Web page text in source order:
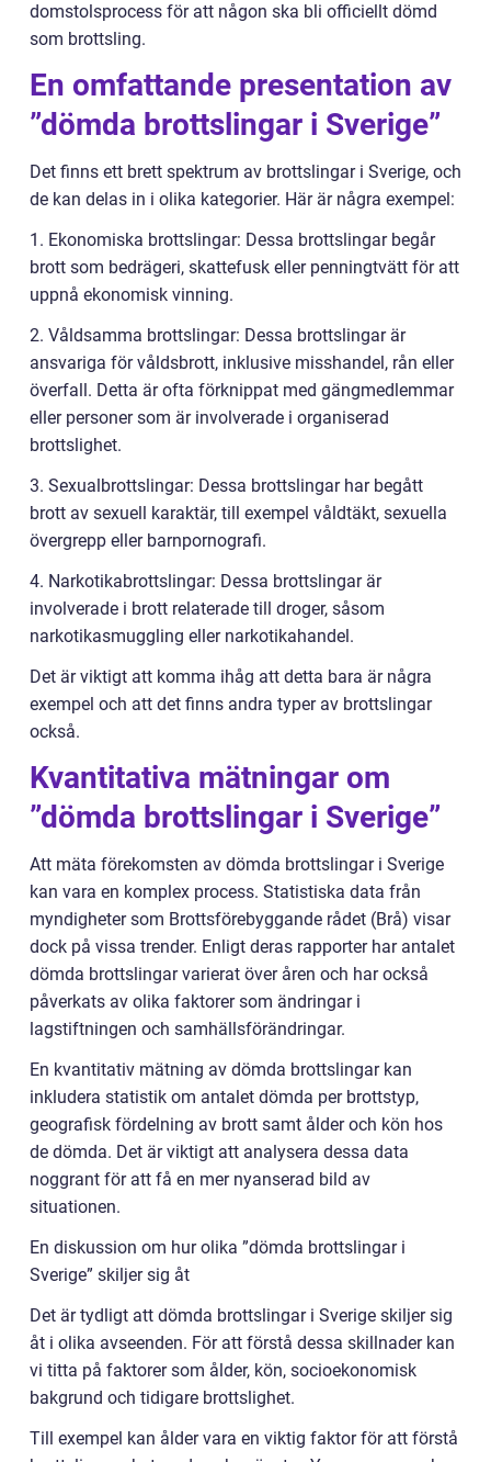
domstolsprocess för att någon ska bli officiellt dömd
som brottsling.
En omfattande presentation av
”dömda brottslingar i Sverige”
Det finns ett brett spektrum av brottslingar i Sverige, och
de kan delas in i olika kategorier. Här är några exempel:
1. Ekonomiska brottslingar: Dessa brottslingar begår
brott som bedrägeri, skattefusk eller penningtvätt för att
uppnå ekonomisk vinning.
2. Våldsamma brottslingar: Dessa brottslingar är
ansvariga för våldsbrott, inklusive misshandel, rån eller
överfall. Detta är ofta förknippat med gängmedlemmar
eller personer som är involverade i organiserad
brottslighet.
3. Sexualbrottslingar: Dessa brottslingar har begått
brott av sexuell karaktär, till exempel våldtäkt, sexuella
övergrepp eller barnpornografi.
4. Narkotikabrottslingar: Dessa brottslingar är
involverade i brott relaterade till droger, såsom
narkotikasmuggling eller narkotikahandel.
Det är viktigt att komma ihåg att detta bara är några
exempel och att det finns andra typer av brottslingar
också.
Kvantitativa mätningar om
”dömda brottslingar i Sverige”
Att mäta förekomsten av dömda brottslingar i Sverige
kan vara en komplex process. Statistiska data från
myndigheter som Brottsförebyggande rådet (Brå) visar
dock på vissa trender. Enligt deras rapporter har antalet
dömda brottslingar varierat över åren och har också
påverkats av olika faktorer som ändringar i
lagstiftningen och samhällsförändringar.
En kvantitativ mätning av dömda brottslingar kan
inkludera statistik om antalet dömda per brottstyp,
geografisk fördelning av brott samt ålder och kön hos
de dömda. Det är viktigt att analysera dessa data
noggrant för att få en mer nyanserad bild av
situationen.
En diskussion om hur olika ”dömda brottslingar i
Sverige” skiljer sig åt
Det är tydligt att dömda brottslingar i Sverige skiljer sig
åt i olika avseenden. För att förstå dessa skillnader kan
vi titta på faktorer som ålder, kön, socioekonomisk
bakgrund och tidigare brottslighet.
Till exempel kan ålder vara en viktig faktor för att förstå